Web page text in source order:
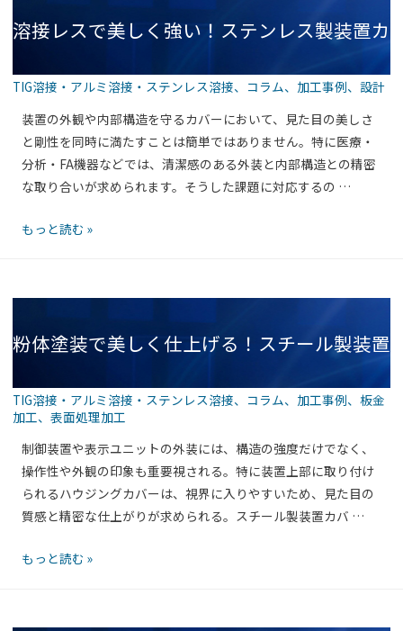
の
実
と
は
器
納
体
（フ
ロ
ン
パ
タ
プ）
の
実
力
を
立！
ス
チ
ー
ル
製
子
用
ャ
シ
筐
（通
風
ス
リ
ト
溶接レスで美しく強い！ステンレス製装置カ
バー筐体（U字曲げタイプ）の実力とは
TIG溶接・アルミ溶接・ステンレス溶接、 コラム、 加工事例、 設計
装置の外観や内部構造を守るカバーにおいて、見た目の美しさ
と剛性を同時に満たすことは簡単ではありません。特に医療・
分析・FA機器などでは、清潔感のある外装と内部構造との精密
な取り合いが求められます。そうした課題に対応するの …
溶
ス
美
く
強
ス
テ
ン
レ
製
もっと読む »
粉体塗装で美しく仕上げる！スチール製装置
カバー筐体（上部ハウジングタイプ）の魅力
TIG溶接・アルミ溶接・ステンレス溶接、 コラム、 加工事例、 板金
加工、 表面処理加工
制御装置や表示ユニットの外装には、構造の強度だけでなく、
操作性や外観の印象も重要視される。特に装置上部に取り付け
られるハウジングカバーは、視界に入りやすいため、見た目の
質感と精密な仕上がりが求められる。スチール製装置カバ …
粉
装
もっと読む »